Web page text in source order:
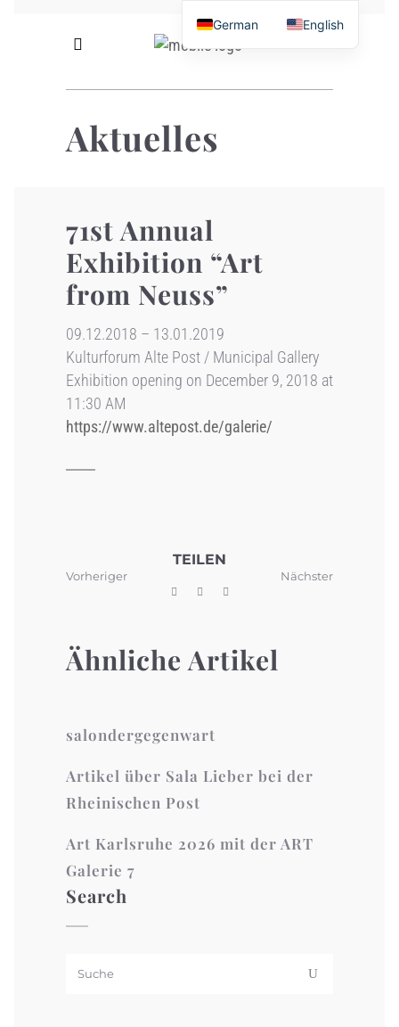
Aktuelles
71st Annual
Exhibition “Art
from Neuss”
09.12.2018 – 13.01.2019
Kulturforum Alte Post / Municipal Gallery
Exhibition opening on December 9, 2018 at
11:30 AM
https://www.altepost.de/galerie/
Vorheriger
TEILEN
Nächster
Ähnliche Artikel
salondergegenwart
Artikel über Sala Lieber bei der
Rheinischen Post
Art Karlsruhe 2026 mit der ART
Galerie 7
Search
German English